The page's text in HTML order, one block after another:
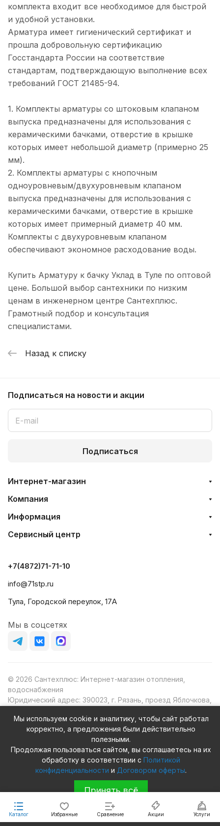
комплекта входит все необходимое для быстрой
и удобной установки.
Арматура имеет гигиенический сертификат и
прошла добровольную сертификацию
Госстандарта России на соответствие
стандартам, подтверждающую выполнение всех
требований ГОСТ 21485-94.
1. Комплекты арматуры со штоковым клапаном
выпуска предназначены для использования с
керамическими бачками, отверстие в крышке
которых имеет небольшой диаметр (примерно 25
мм).
2. Комплекты арматуры с кнопочным
одноуровневым/двухуровневым клапаном
выпуска предназначены для использования с
керамическими бачками, отверстие в крышке
которых имеет примерный диаметр 40 мм.
Комплекты с двухуровневым клапаном
обеспечивают экономное расходование воды.
Купить Арматуру к бачку Уклад в Туле по оптовой
цене. Большой выбор сантехники по низким
ценам в инженерном центре Сантехплюс.
Грамотный подбор и консультация
специалистами.
Назад к списку
Каталог Избранные Сравнение Акции Услуги
Подписаться на новости и акции
Подписаться
Интернет-магазин
Компания
Информация
Сервисный центр
+7(4872)71-71-10
info@71stp.ru
Тула, Городской переулок, 17А
Мы в соцсетях
© 2026 Сантехплюс: Интернет-магазин отопления,
водоснабжения
Юридический адрес: 390023, г. Рязань, проезд Яблочкова,
ИНН/КПП: 6230087631/623001001
ОГРН: 1156230000080
Мы используем cookie и аналитику, чтобы сайт работал
корректно, а предложения были действительно
полезными.
Продолжая пользоваться сайтом, вы соглашаетесь на их
обработку в соответствии с Политикой
конфиденциальности и Договором оферты.
Принять всё
Конфиденциальность Оферта